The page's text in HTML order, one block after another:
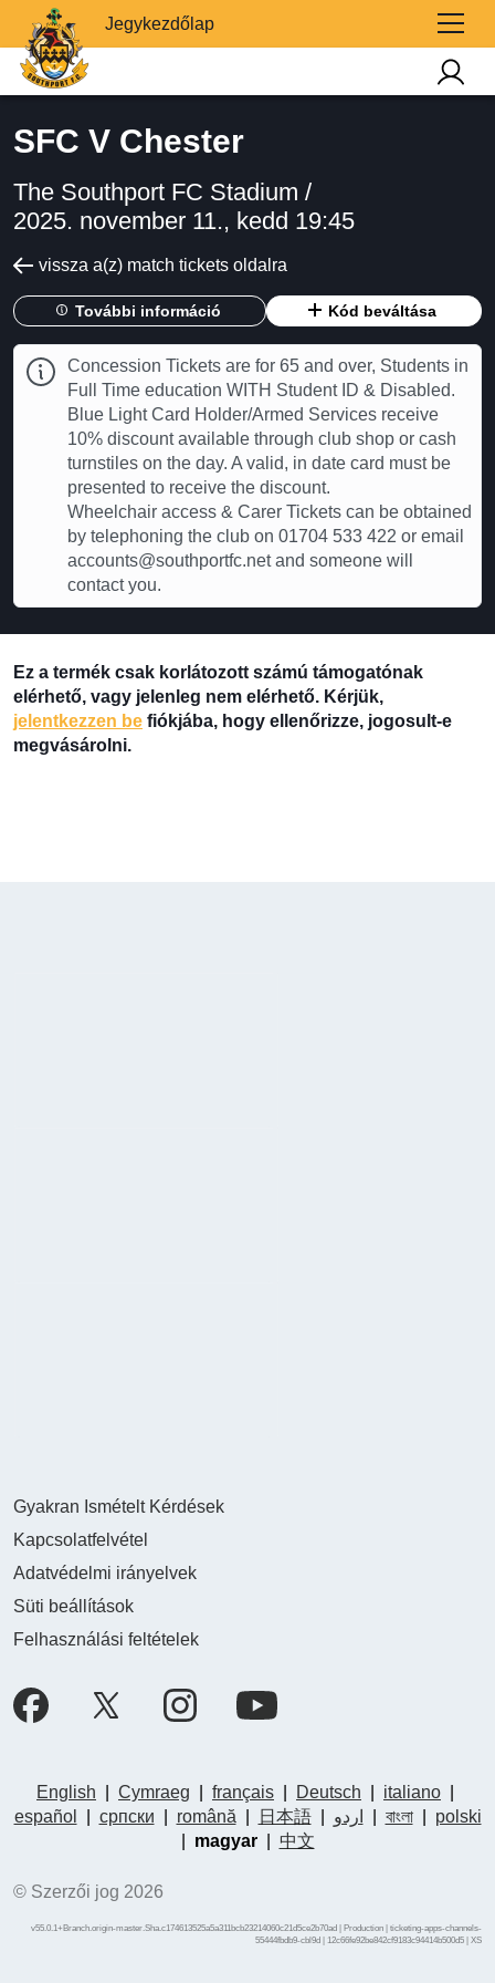
Jegykezdőlap
SFC V Chester
The Southport FC Stadium /
2025. november 11., kedd 19:45
vissza a(z) match tickets oldalra
További információ Kód beváltása
Concession Tickets are for 65 and over, Students in
Full Time education WITH Student ID & Disabled.
Blue Light Card Holder/Armed Services receive
10% discount available through club shop or cash
turnstiles on the day. A valid, in date card must be
presented to receive the discount.
Wheelchair access & Carer Tickets can be obtained
by telephoning the club on 01704 533 422 or email
accounts@southportfc.net and someone will
contact you.
Ez a termék csak korlátozott számú támogatónak
elérhető, vagy jelenleg nem elérhető. Kérjük,
jelentkezzen be fiókjába, hogy ellenőrizze, jogosult-e
megvásárolni.
Gyakran Ismételt Kérdések
Kapcsolatfelvétel
Adatvédelmi irányelvek
Süti beállítások
Felhasználási feltételek
English Cymraeg français Deutsch italiano
español
српски română 日本語| اردو বাংলা|
polski
magyar| 中文
© Szerzői jog 2026
v55.0.1+Branch.origin-master.Sha.c174613525a5a311bcb23214060c21d5ce2b70ad | Production | ticketing-apps-channels-
55444fbdb9-cbl9d | 12c66fe92be842cf9183c94414b500d5 | XS